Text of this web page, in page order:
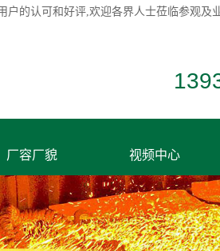
的认可和好评,欢迎各界人士莅临参观及
厂容厂貌 视频中心